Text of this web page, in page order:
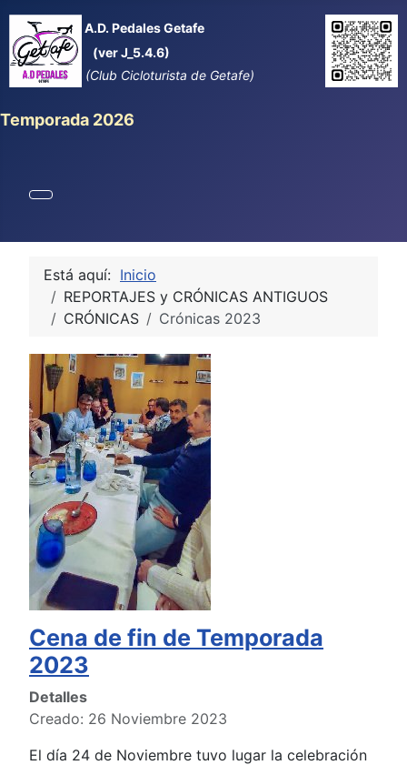
A.D. Pedales Getafe
(ver J_5.4.6)
(Club Cicloturista de Getafe)
Temporada 2026
Está aquí: Inicio
REPORTAJES y CRÓNICAS ANTIGUOS
CRÓNICAS
Crónicas 2023
Cena de fin de Temporada
2023
Detalles
Creado: 26 Noviembre 2023
El día 24 de Noviembre tuvo lugar la celebración